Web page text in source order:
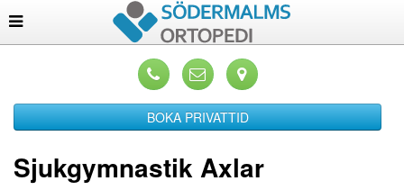
BOKA PRIVATTID
Sjukgymnastik Axlar